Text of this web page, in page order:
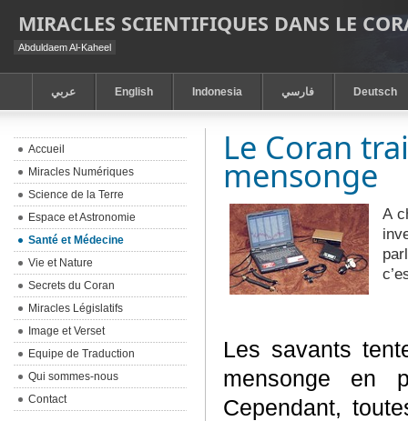
MIRACLES SCIENTIFIQUES DANS LE
Abduldaem Al-Kaheel
عربي English Indonesia فارسي Deutsch
Le Coran
mensonge
A
Les savants
mensonge en
Cependant,
Accueil
Miracles Numériques
Science de la Terre
Espace et Astronomie
Santé et Médecine
Vie et Nature
Secrets du Coran
Miracles Législatifs
Image et Verset
Equipe de Traduction
Qui sommes-nous
Contact